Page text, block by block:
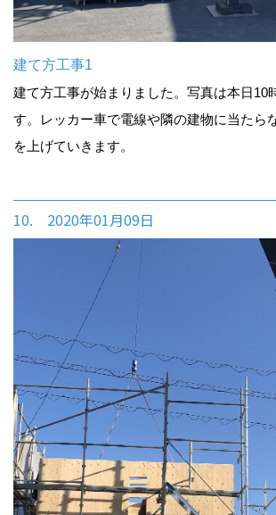
建て方工事1
建て方工事が始まりました。写真は本日10
す。レッカー車で電線や隣の建物に当たら
を上げていきます。
10. 2020年01月09日